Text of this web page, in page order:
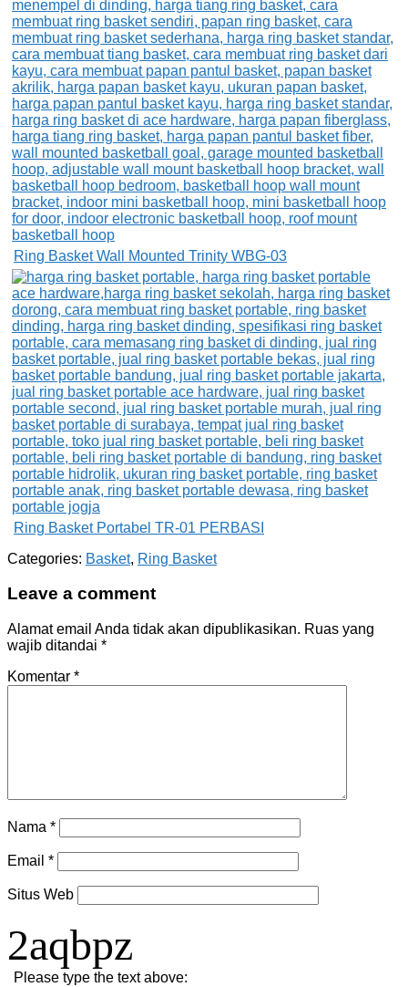
Ring Basket Wall Mounted Trinity WBG-03
Ring Basket Portabel TR-01 PERBASI
Categories: Basket, Ring Basket
Leave a comment
Alamat email Anda tidak akan dipublikasikan. Ruas yang
wajib ditandai *
Komentar *
Nama *
Email *
Situs Web
2aqbpz
Please type the text above: